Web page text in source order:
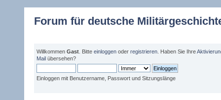
Forum für deutsche
Willkommen Gast . Bitte einloggen oder registrieren . Haben Sie Ihre
Mail übersehen?
Einloggen mit Benutzername, Passwort und Sitzungslänge